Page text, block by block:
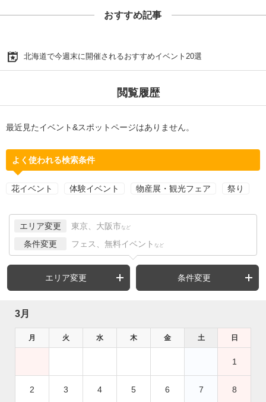
おすすめ記事
北海道で今週末に開催されるおすすめイベント20選
閲覧履歴
最近見たイベント&スポットページはありません。
よく使われる検索条件
花イベント 体験イベント 物産展・観光フェア 祭り
エリア変更 東京、大阪市 など
条件変更 フェス、無料イベント など
エリア変更 条件変更
3月
月 火 水 木 金 土 日
1
2 3 4 5 6 7 8